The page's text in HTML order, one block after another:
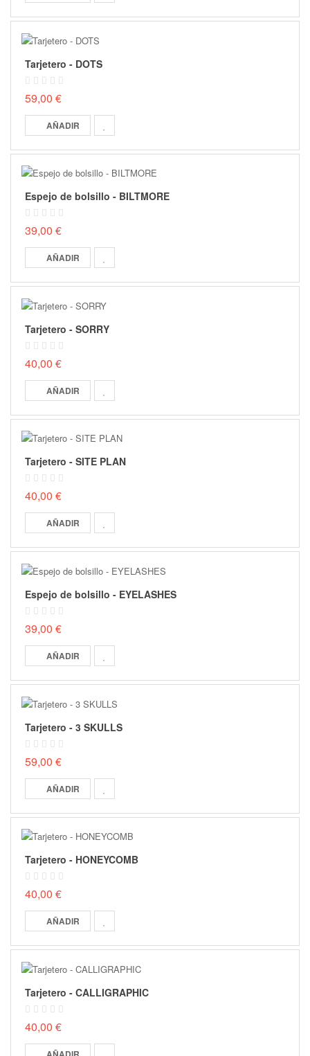
Tarjetero - DOTS
59,00 €
AÑADIR
Espejo de bolsillo - BILTMORE
39,00 €
AÑADIR
Tarjetero - SORRY
40,00 €
AÑADIR
Tarjetero - SITE PLAN
40,00 €
AÑADIR
Espejo de bolsillo - EYELASHES
39,00 €
AÑADIR
Tarjetero - 3 SKULLS
59,00 €
AÑADIR
Tarjetero - HONEYCOMB
40,00 €
AÑADIR
Tarjetero - CALLIGRAPHIC
40,00 €